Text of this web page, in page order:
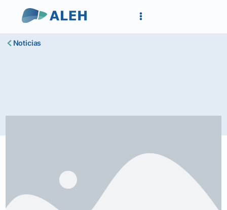
Noticias